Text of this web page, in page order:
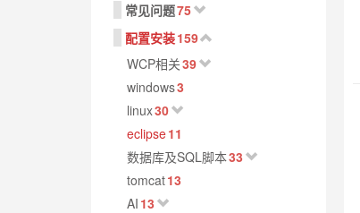
常见问题75
配置安装159
WCP相关39
windows3
linux30
eclipse11
数据库及SQL脚本33
tomcat13
AI 13